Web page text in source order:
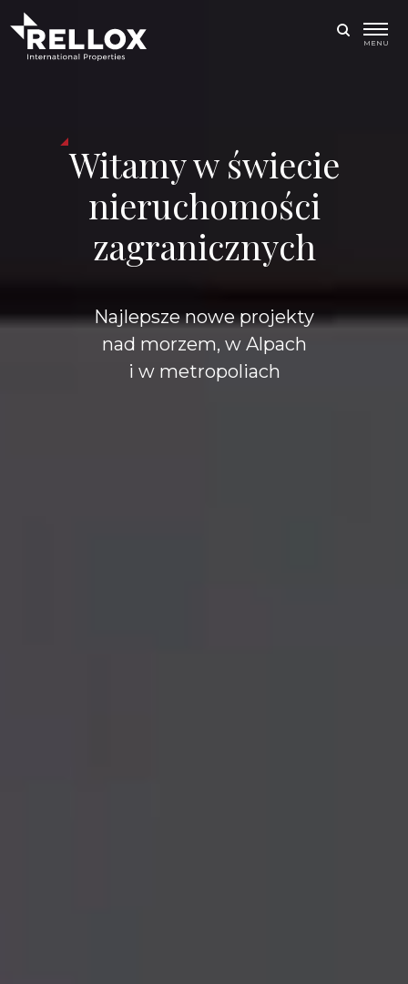
MENU
Witamy w świecie
nieruchomości
zagranicznych
Najlepsze nowe projekty
nad morzem, w Alpach
i w metropoliach